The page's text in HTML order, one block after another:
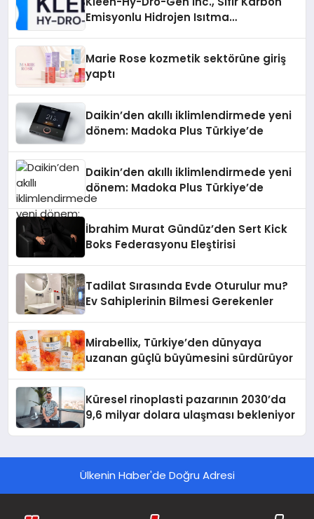
Emisyonlu Hidrojen Isıtma
Marie Rose kozmetik sektörüne giriş
yaptı
Daikin’den akıllı iklimlendirmede yeni
dönem: Madoka Plus Türkiye’de
Daikin’den akıllı iklimlendirmede yeni
dönem: Madoka Plus Türkiye’de
İbrahim Murat Gündüz’den Sert Kick
Boks Federasyonu Eleştirisi
Tadilat Sırasında Evde Oturulur mu?
Ev Sahiplerinin Bilmesi Gerekenler
Mirabellix, Türkiye’den dünyaya
uzanan güçlü büyümesini sürdürüyor
Küresel rinoplasti pazarının 2030’da
9,6 milyar dolara ulaşması bekleniyor
Ülkenin Haber'de Doğru Adresi